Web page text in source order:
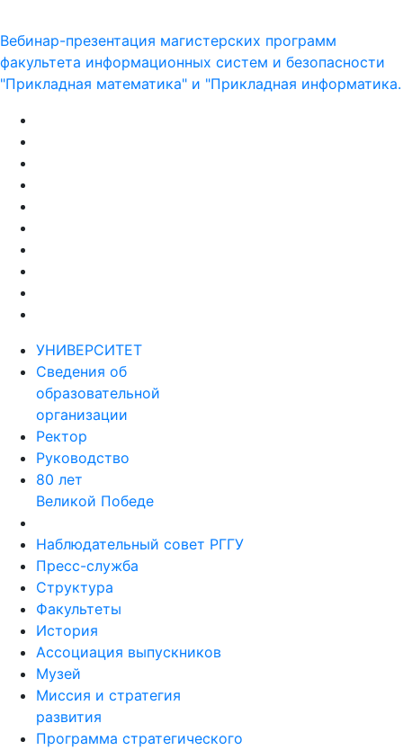
Вебинар-презентация магистерских программ
факультета информационных систем и безопасности
"Прикладная математика" и "Прикладная информатика.
УНИВЕРСИТЕТ
Сведения об
образовательной
организации
Ректор
Руководство
80 лет
Великой Победе
Наблюдательный совет РГГУ
Пресс-служба
Структура
Факультеты
История
Ассоциация выпускников
Музей
Миссия и стратегия
развития
Программа стратегического